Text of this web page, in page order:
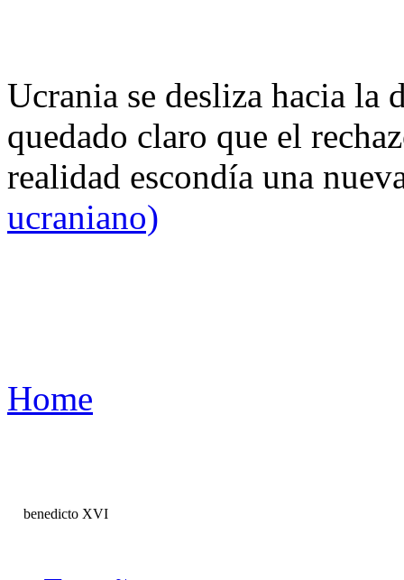
Ucrania se desliza hacia
quedado claro que el
realidad escondía una
ucraniano)
Home
benedicto XVI